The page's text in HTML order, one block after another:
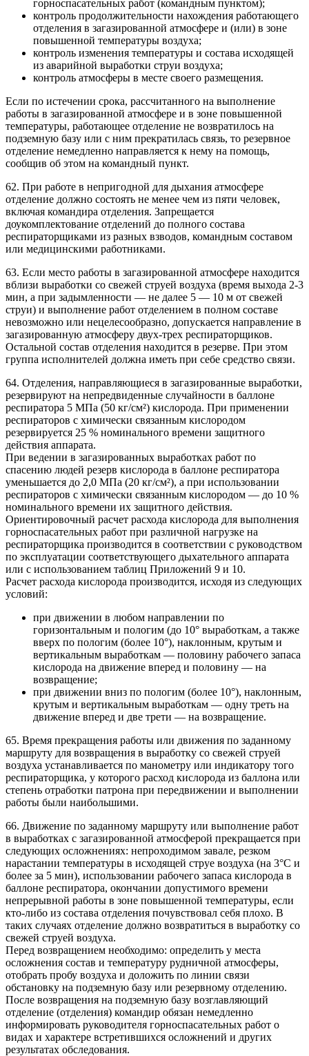
горноспасательных работ (командным пунктом);
контроль продолжительности нахождения работающего
отделения в загазированной атмосфере и (или) в зоне
повышенной температуры воздуха;
контроль изменения температуры и состава исходящей
из аварийной выработки струи воздуха;
контроль атмосферы в месте своего размещения.
Если по истечении срока, рассчитанного на выполнение
работы в загазированной атмосфере и в зоне повышенной
температуры, работающее отделение не возвратилось на
подземную базу или с ним прекратилась связь, то резервное
отделение немедленно направляется к нему на помощь,
сообщив об этом на командный пункт.
62. При работе в непригодной для дыхания атмосфере
отделение должно состоять не менее чем из пяти человек,
включая командира отделения. Запрещается
доукомплектование отделений до полного состава
респираторщиками из разных взводов, командным составом
или медицинскими работниками.
63. Если место работы в загазированной атмосфере находится
вблизи выработки со свежей струей воздуха (время выхода 2-3
мин, а при задымленности — не далее 5 — 10 м от свежей
струи) и выполнение работ отделением в полном составе
невозможно или нецелесообразно, допускается направление в
загазированную атмосферу двух-трех респираторщиков.
Остальной состав отделения находится в резерве. При этом
группа исполнителей должна иметь при себе средство связи.
64. Отделения, направляющиеся в загазированные выработки,
резервируют на непредвиденные случайности в баллоне
респиратора 5 МПа (50 кг/см²) кислорода. При применении
респираторов с химически связанным кислородом
резервируется 25 % номинального времени защитного
действия аппарата.
При ведении в загазированных выработках работ по
спасению людей резерв кислорода в баллоне респиратора
уменьшается до 2,0 МПа (20 кг/см²), а при использовании
респираторов с химически связанным кислородом — до 10 %
номинального времени их защитного действия.
Ориентировочный расчет расхода кислорода для выполнения
горноспасательных работ при различной нагрузке на
респираторщика производится в соответствии с руководством
по эксплуатации соответствующего дыхательного аппарата
или с использованием таблиц Приложений 9 и 10.
Расчет расхода кислорода производится, исходя из следующих
условий:
при движении в любом направлении по
горизонтальным и пологим (до 10° выработкам, а также
вверх по пологим (более 10°), наклонным, крутым и
вертикальным выработкам — половину рабочего запаса
кислорода на движение вперед и половину — на
возвращение;
при движении вниз по пологим (более 10°), наклонным,
крутым и вертикальным выработкам — одну треть на
движение вперед и две трети — на возвращение.
65. Время прекращения работы или движения по заданному
маршруту для возвращения в выработку со свежей струей
воздуха устанавливается по манометру или индикатору того
респираторщика, у которого расход кислорода из баллона или
степень отработки патрона при передвижении и выполнении
работы были наибольшими.
66. Движение по заданному маршруту или выполнение работ
в выработках с загазированной атмосферой прекращается при
следующих осложнениях: непроходимом завале, резком
нарастании температуры в исходящей струе воздуха (на 3°С и
более за 5 мин), использовании рабочего запаса кислорода в
баллоне респиратора, окончании допустимого времени
непрерывной работы в зоне повышенной температуры, если
кто-либо из состава отделения почувствовал себя плохо. В
таких случаях отделение должно возвратиться в выработку со
свежей струей воздуха.
Перед возвращением необходимо: определить у места
осложнения состав и температуру рудничной атмосферы,
отобрать пробу воздуха и доложить по линии связи
обстановку на подземную базу или резервному отделению.
После возвращения на подземную базу возглавляющий
отделение (отделения) командир обязан немедленно
информировать руководителя горноспасательных работ о
видах и характере встретившихся осложнений и других
результатах обследования.